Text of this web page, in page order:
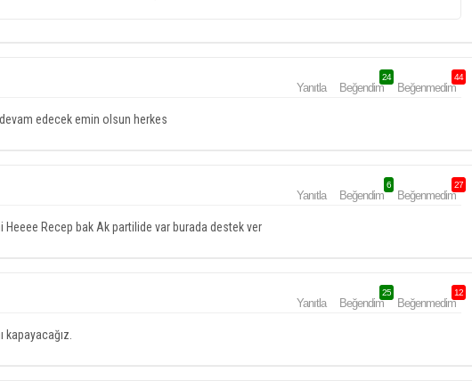
Yanıtla Beğendim
24
Beğenmedim
44
edecek emin olsun herkes
Yanıtla Beğendim
6
Beğenmedim
27
Recep bak Ak partilide var burada destek ver
Yanıtla Beğendim
25
Beğenmedim
12